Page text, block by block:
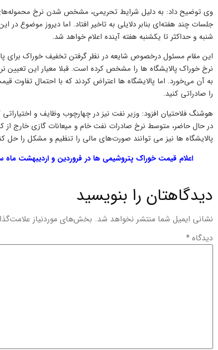
وی توضیح داد: به دلیل شرایط تحریمی، مشخص شدن نرخ‌
جلسات چند هفته‌ای بنابر دلایلی به تاخیر افتاد. اما دیروز موضوع
شنبه و حداکثر تا یکشنبه هفته آینده اعلام خواهد شد.
این مقام مسئول درخصوص شایعه در نظر گرفتن تخفیف خوراک برای
به آن می‌خورد. اما پالایشگاه‌ ها اعتراض کردند که با احتمال
را صادراتی کنید.
هوشنگ فلاحتیان افزود: وزیر نفت نیز در چهارچوب وظایف و
در حال حاضر، متوسط نرخ صادرات نفت خام و میعانات گازی خارج از
پالایشگاه ها نیز می توانند صورت‌های مالی را تنظیم و مشکل را حل
اعلام قیمت خوراک پتروشیمی ها در فروردین و اردیبهشت ماه
دیدگاهتان را بنویسید
نشانی ایمیل شما منتشر نخواهد شد. بخش‌های موردنیاز
دیدگاه *